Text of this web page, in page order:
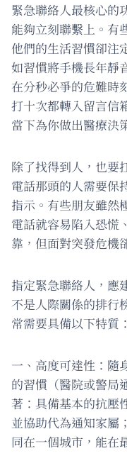
緊急聯絡人最核心的
能夠立刻聯繫上。有
他們的生活習慣卻注
如習慣將手機長年靜
在分秒必爭的危難時
打十次都轉入留言信
當下為你做出醫療決
除了找得到人，也要
電話那頭的人需要保
指示。有些朋友雖然
電話就容易陷入恐慌
靠，但面對突發危機
指定緊急聯絡人，應
不是人際關係的排行
常需要具備以下特質：
一、高度可達性：隨
的習慣（醫院或警局
著：具備基本的抗壓
並協助代為通知家屬
同在一個城市，能在